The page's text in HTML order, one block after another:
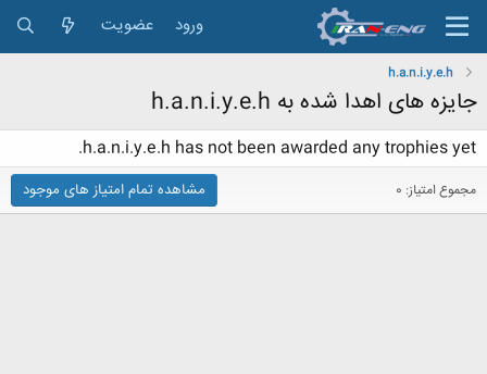
ورود عضویت
h.a.n.i.y.e.h
جایزه های اهدا شده به h.a.n.i.y.e.h
h.a.n.i.y.e.h has not been awarded any trophies yet.
مجموع امتیاز: 0 مشاهده تمام امتیاز های موجود